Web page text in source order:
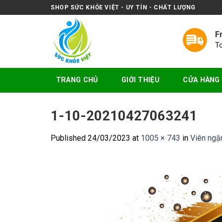
to
SHOP SỨC KHỎE VIỆT - UY TÍN - CHẤT LƯỢNG
TRANG CHỦ GIỚI THIỆU CỬA HÀNG
1-10-20210427063241
Published 24/03/2023 at 1005 × 743 in Viên